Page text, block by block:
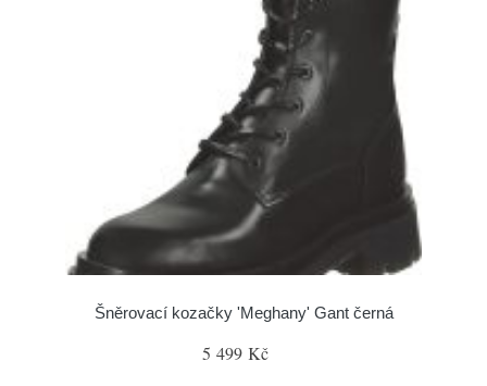
Šněrovací kozačky 'Meghany' Gant černá
5 499 Kč